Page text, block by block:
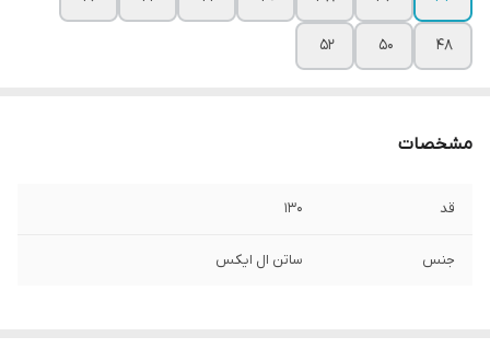
۴۸ ۵۰ ۵۲
مشخصات
قد ۱۳۰
جنس ساتن ال ایکس